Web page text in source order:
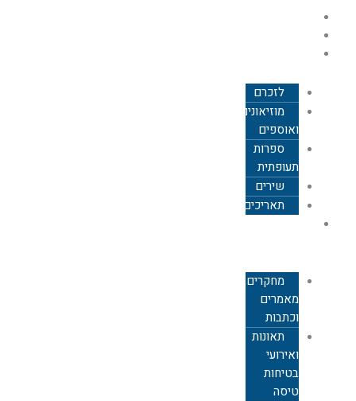
לזכרם
מוזיאונים
ואוספים
ספרות
תעופתית
שירים
תאריכים
מחקרים,
מאמרים
וכתבות
תאונות
ואירועי
בטיחות
טיסה